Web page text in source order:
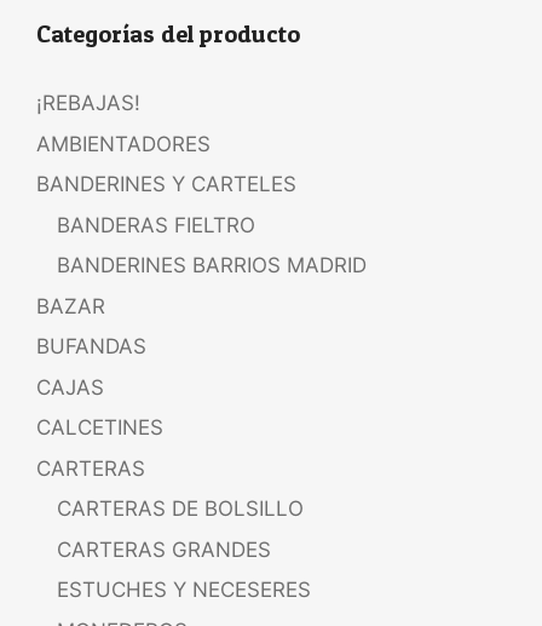
Categorías del producto
¡REBAJAS!
AMBIENTADORES
BANDERINES Y CARTELES
BANDERAS FIELTRO
BANDERINES BARRIOS MADRID
BAZAR
BUFANDAS
CAJAS
CALCETINES
CARTERAS
CARTERAS DE BOLSILLO
CARTERAS GRANDES
ESTUCHES Y NECESERES